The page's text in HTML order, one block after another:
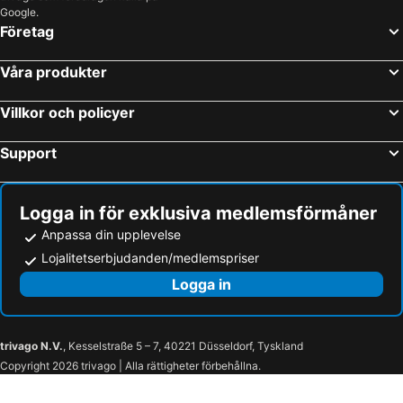
Google.
Företag
Våra produkter
Villkor och policyer
Support
Logga in för exklusiva medlemsförmåner
Anpassa din upplevelse
Lojalitetserbjudanden/medlemspriser
Logga in
trivago N.V., Kesselstraße 5 – 7, 40221 Düsseldorf, Tyskland
Copyright 2026 trivago | Alla rättigheter förbehållna.